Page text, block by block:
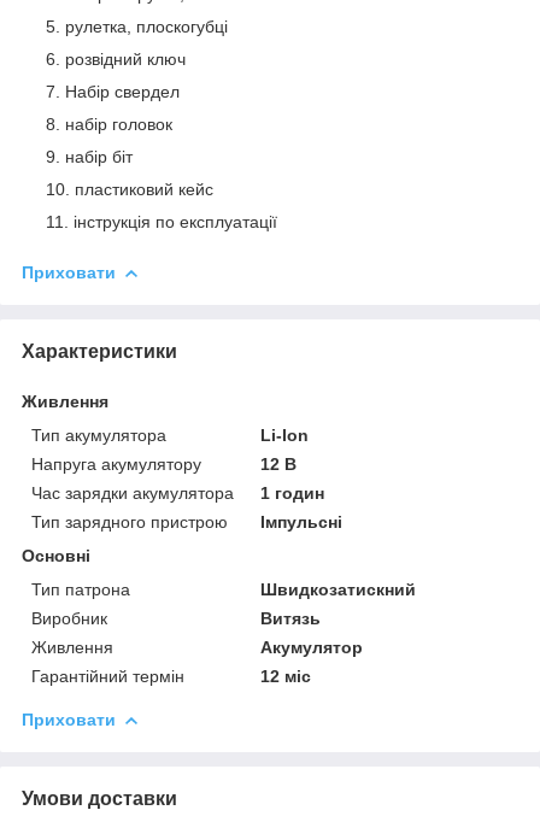
рулетка, плоскогубці
розвідний ключ
Набір свердел
набір головок
набір біт
пластиковий кейс
інструкція по експлуатації
Приховати
Характеристики
Живлення
Тип акумулятора
Li-Ion
Напруга акумулятору
12 В
Час зарядки акумулятора
1 годин
Тип зарядного пристрою
Імпульсні
Основні
Тип патрона
Швидкозатискний
Виробник
Витязь
Живлення
Акумулятор
Гарантійний термін
12 міс
Приховати
Умови доставки